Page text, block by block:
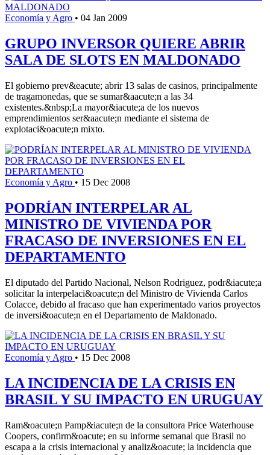
Economía y Agro • 04 Jan 2009
GRUPO INVERSOR QUIERE ABRIR
SALA DE SLOTS EN MALDONADO
El gobierno prev&eacute; abrir 13 salas de casinos, principalmente
de tragamonedas, que se sumar&aacute;n a las 34
existentes.&nbsp;La mayor&iacute;a de los nuevos
emprendimientos ser&aacute;n mediante el sistema de
explotaci&oacute;n mixto.
Economía y Agro • 15 Dec 2008
PODRÍAN INTERPELAR AL
MINISTRO DE VIVIENDA POR
FRACASO DE INVERSIONES EN EL
DEPARTAMENTO
El diputado del Partido Nacional, Nelson Rodriguez, podr&iacute;a
solicitar la interpelaci&oacute;n del Ministro de Vivienda Carlos
Colacce, debido al fracaso que han experimentado varios proyectos
de inversi&oacute;n en el Departamento de Maldonado.
Economía y Agro • 15 Dec 2008
LA INCIDENCIA DE LA CRISIS EN
BRASIL Y SU IMPACTO EN URUGUAY
Ram&oacute;n Pamp&iacute;n de la consultora Price Waterhouse
Coopers, confirm&oacute; en su informe semanal que Brasil no
escapa a la crisis internacional y analiz&oacute; la incidencia que